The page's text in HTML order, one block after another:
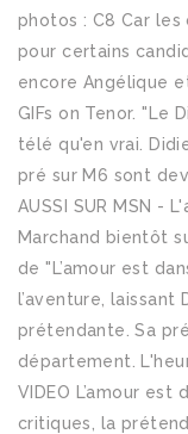
photos : C8 Car
pour certains
encore Angélique
GIFs on Tenor. "Le
télé qu'en vrai.
pré sur M6 sont
AUSSI SUR MSN -
Marchand bientôt
de "L’amour est
l’aventure, laissant
prétendante. Sa
département.
VIDEO L’amour
critiques, la